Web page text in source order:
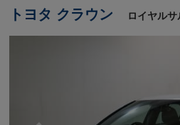
トヨタ クラウン ロイヤルサ